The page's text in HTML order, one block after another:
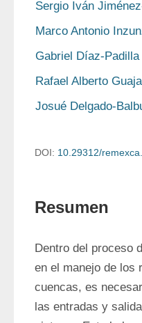
Sergio Iván
Marco Antonio
Gabriel Díaz-Padilla
Rafael Alberto
Josué Delgado-
DOI: 10.29312/
Resumen
Dentro del proceso
en el manejo de los
cuencas, es
las entradas y